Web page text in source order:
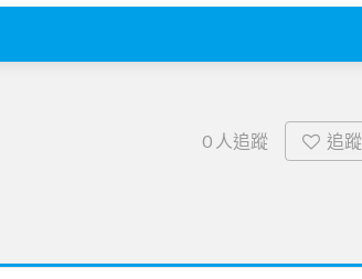
0 人追蹤 追蹤